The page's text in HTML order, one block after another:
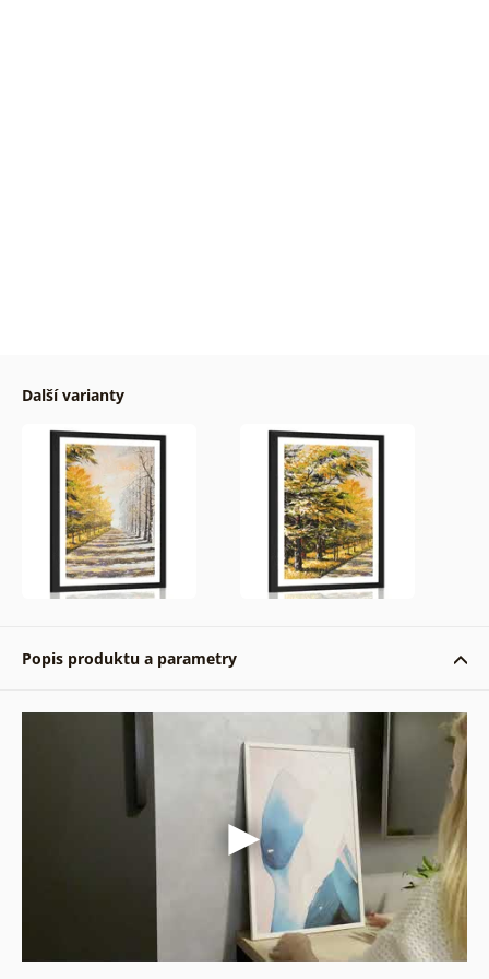
Další varianty
Popis produktu a parametry